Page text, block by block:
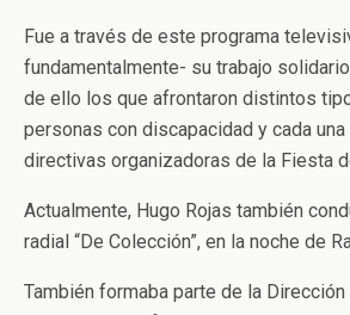
Fue a través de este programa
fundamentalmente- su trabajo
de ello los que afrontaron distintos
personas con discapacidad y cada
directivas organizadoras de la Fiesta
Actualmente, Hugo Rojas también
radial “De Colección”, en la noche de
También formaba parte de la